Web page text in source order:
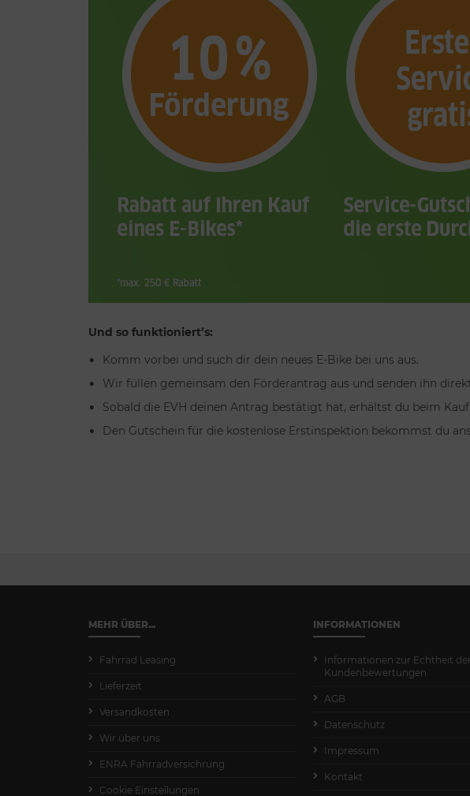
Und so funktioniert’s:
Komm vorbei und such dir dein neues E-Bike bei uns aus.
Wir füllen gemeinsam den Förderantrag aus und senden ihn
Sobald die EVH deinen Antrag bestätigt hat, erhältst du beim
Den Gutschein für die kostenlose Erstinspektion bekommst du
MEHR ÜBER...
Fahrrad Leasing
Lieferzeit
Versandkosten
Wir über uns
ENRA Fahrradversichrung
Cookie Einstellungen
INFORMATIONEN
Informationen zur Echtheit der
Kundenbewertungen
AGB
Datenschutz
Impressum
Kontakt